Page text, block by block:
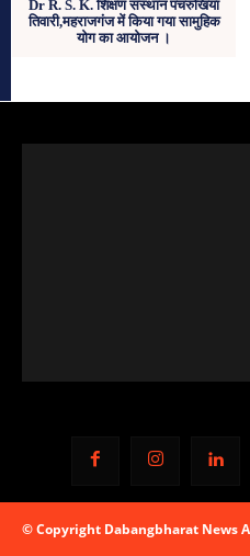
Dr R. S. K. शिक्षण संस्थान पचरुखिया
तिवारी,महराजगंज में किया गया सामुहिक
योग का आयोजन ।
© Copyright Dabangbharat News